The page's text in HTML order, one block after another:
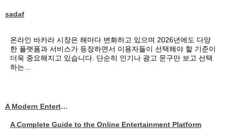
sadaf
온라인 바카라 시장은 해마다 변화하고 있으며 2026년에도 다양
한 플랫폼과 서비스가 등장하면서 이용자들이 선택해야 할 기준이
더욱 중요해지고 있습니다. 단순히 인기나 광고 문구만 보고 선택
하는...
A Modern Entertainment Platform Bringing
A Complete Guide to the Online Entertainment Platform